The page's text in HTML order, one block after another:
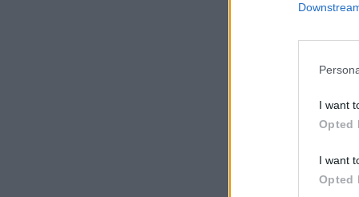
I want
Opted
I want
Opted